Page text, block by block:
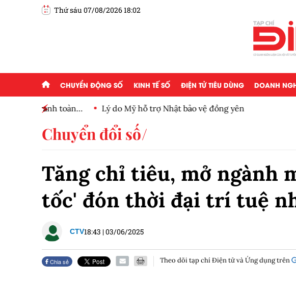
Thứ sáu 07/08/2026 18:02
CHUYỂN ĐỘNG SỐ KINH TẾ SỐ ĐIỆN TỬ TIÊU DÙNG DOANH
Lý do Mỹ hỗ trợ Nhật bảo vệ đồng yên
Chuyển đổi số
Tăng chỉ tiêu, mở ngành
tốc' đón thời đại trí tuệ
CTV18:43 |03/06/2025
Chia sẻ Theo dõi tạp chí Điện tử và Ứng dụng trên